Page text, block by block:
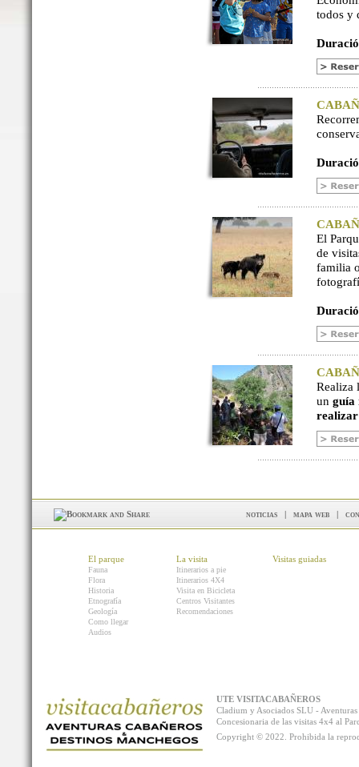
todos y
El
de
familia
Realiza
un guía
noticias | mapa web |
El parque
Fauna
Flora
Historia
Etnografía
Geología
Como llegar
Audios
La visita
Itinerarios a pie
Itinerarios 4X4
Visita en Bicicleta
Centros Visitantes
Recomendaciones
Visitas guiadas
UTE VISITACABAÑEROS
Cladium y Asociados SLU -
Concesionaria de las visitas 4x4 al
Copyright © 2022. Prohibida la